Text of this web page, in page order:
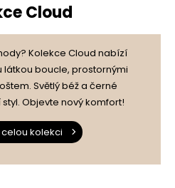
Cloud
Kolekce Cloud nabízí
látkou boucle, prostornými
Světlý béž a černé
Objevte nový komfort!
kolekci